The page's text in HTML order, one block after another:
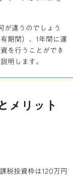
が違うのでしょう
期間）、 1 年間に運
を行うことができ
明します。
メリット
税投資枠は120万円